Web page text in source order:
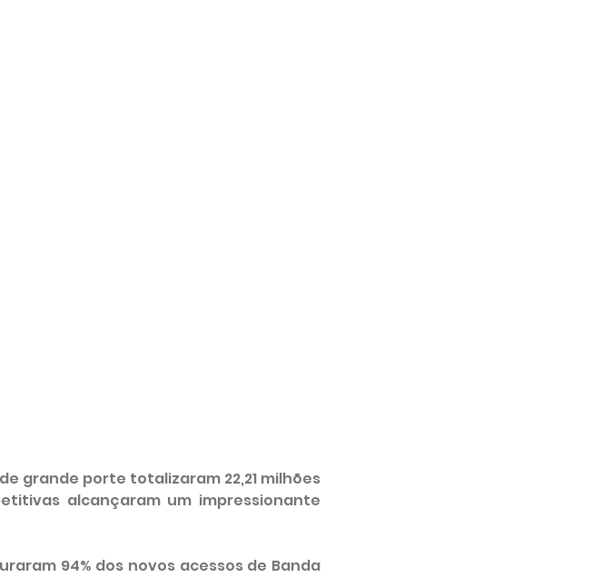
grande porte totalizaram 22,21 milhões
alcançaram um impressionante
94% dos novos acessos de Banda